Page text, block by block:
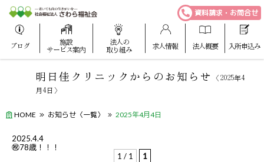
ブログ
施設
サービス案内
法人の
取り組み
求人情報 法人概要 入所申込み
資料請求・お問合せ
明日佳クリニックからのお知らせ
〈2025年4
月4日〉
HOME お知らせ〈一覧〉 2025年4月4日
2025.4.4
㊗78歳！！！
1 / 1
1